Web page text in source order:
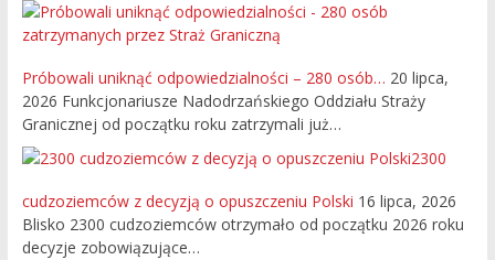
Próbowali uniknąć odpowiedzialności – 280 osób… 20 lipca,
2026 Funkcjonariusze Nadodrzańskiego Oddziału Straży
Granicznej od początku roku zatrzymali już…
2300
cudzoziemców z decyzją o opuszczeniu Polski 16 lipca, 2026
Blisko 2300 cudzoziemców otrzymało od początku 2026 roku
decyzje zobowiązujące…